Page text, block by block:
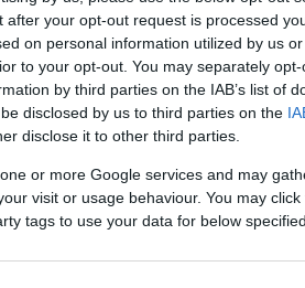
your opt-out request is processed
on personal information utilized by us
to your opt-out. You may separately
by third parties on the IAB’s list of
disclosed by us to third parties on the
disclose it to other third parties.
or more Google services and may
visit or usage behaviour. You may
tags to use your data for below
μικρού μου ονόματος σε
του κειμένου, οπότε φάνηκε
αναγνωσιμότητα του οτιδήποτε
ως ένα μέρος για να αποθηκεύω
και το κόστος της
και επανασχεδιασμούς - και
υλικού στον ενοικιαζόμενο